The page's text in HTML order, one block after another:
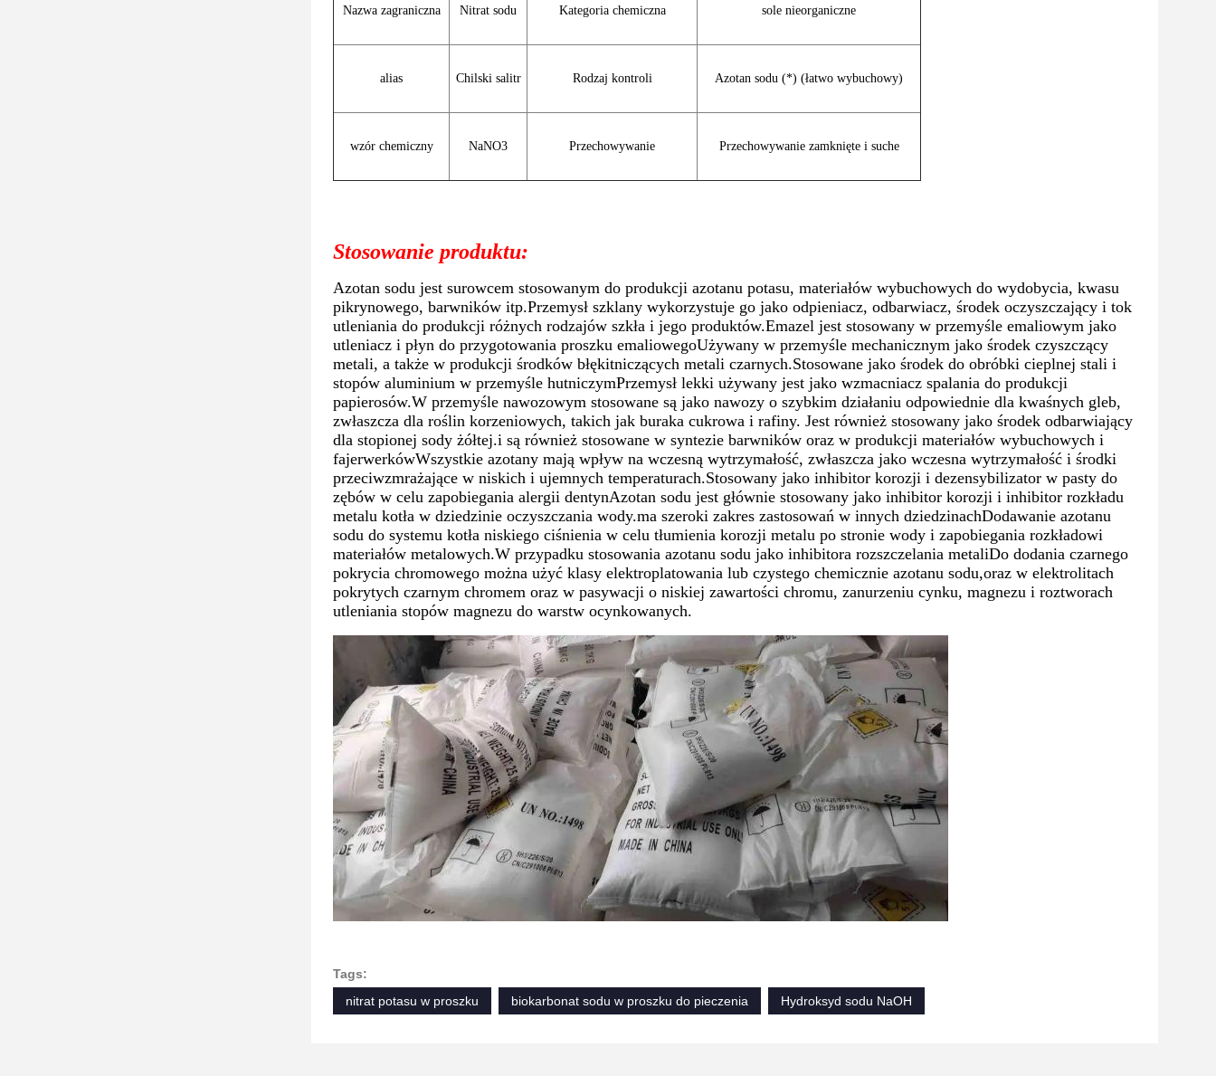
Nazwa zagraniczna Nitrat sodu Kategoria chemiczna sole nieorganiczne
alias Chilski salitr Rodzaj kontroli Azotan sodu (*) (łatwo wybuchowy)
wzór chemiczny NaNO3 Przechowywanie Przechowywanie zamknięte i suche
Stosowanie produktu:
Azotan sodu jest surowcem stosowanym do produkcji azotanu potasu, materiałów wybuchowych do wydobycia, kwasu
pikrynowego, barwników itp.Przemysł szklany wykorzystuje go jako odpieniacz, odbarwiacz, środek oczyszczający i tok
utleniania do produkcji różnych rodzajów szkła i jego produktów.Emazel jest stosowany w przemyśle emaliowym jako
utleniacz i płyn do przygotowania proszku emaliowegoUżywany w przemyśle mechanicznym jako środek czyszczący
metali, a także w produkcji środków błękitniczących metali czarnych.Stosowane jako środek do obróbki cieplnej stali i
stopów aluminium w przemyśle hutniczymPrzemysł lekki używany jest jako wzmacniacz spalania do produkcji
papierosów.W przemyśle nawozowym stosowane są jako nawozy o szybkim działaniu odpowiednie dla kwaśnych gleb,
zwłaszcza dla roślin korzeniowych, takich jak buraka cukrowa i rafiny. Jest również stosowany jako środek odbarwiający
dla stopionej sody żółtej.i są również stosowane w syntezie barwników oraz w produkcji materiałów wybuchowych i
fajerwerkówWszystkie azotany mają wpływ na wczesną wytrzymałość, zwłaszcza jako wczesna wytrzymałość i środki
przeciwzmrażające w niskich i ujemnych temperaturach.Stosowany jako inhibitor korozji i dezensybilizator w pasty do
zębów w celu zapobiegania alergii dentynAzotan sodu jest głównie stosowany jako inhibitor korozji i inhibitor rozkładu
metalu kotła w dziedzinie oczyszczania wody.ma szeroki zakres zastosowań w innych dziedzinachDodawanie azotanu
sodu do systemu kotła niskiego ciśnienia w celu tłumienia korozji metalu po stronie wody i zapobiegania rozkładowi
materiałów metalowych.W przypadku stosowania azotanu sodu jako inhibitora rozszczelania metaliDo dodania czarnego
pokrycia chromowego można użyć klasy elektroplatowania lub czystego chemicznie azotanu sodu,oraz w elektrolitach
pokrytych czarnym chromem oraz w pasywacji o niskiej zawartości chromu, zanurzeniu cynku, magnezu i roztworach
utleniania stopów magnezu do warstw ocynkowanych.
Tags:
nitrat potasu w proszku
biokarbonat sodu w proszku do pieczenia Hydroksyd sodu NaOH